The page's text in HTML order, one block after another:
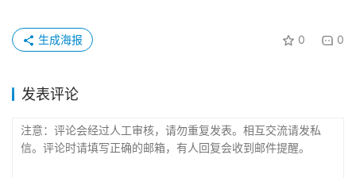
0 0
生成海报
发表评论